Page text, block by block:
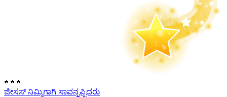
★ ★ ★
ಜೀಸಸ್ ನಿಮ್ಮಿಗಾಗಿ ಸಾವನ್ನಪ್ಪಿದರು